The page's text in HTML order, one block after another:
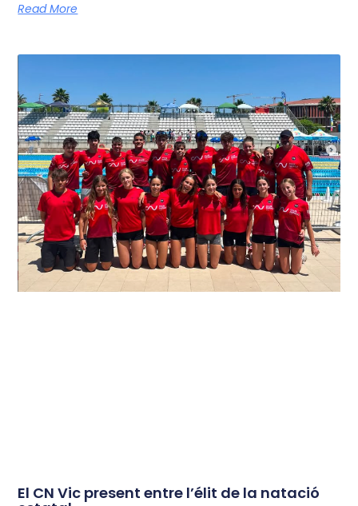
Read More
El CN Vic present entre l’élit de la natació